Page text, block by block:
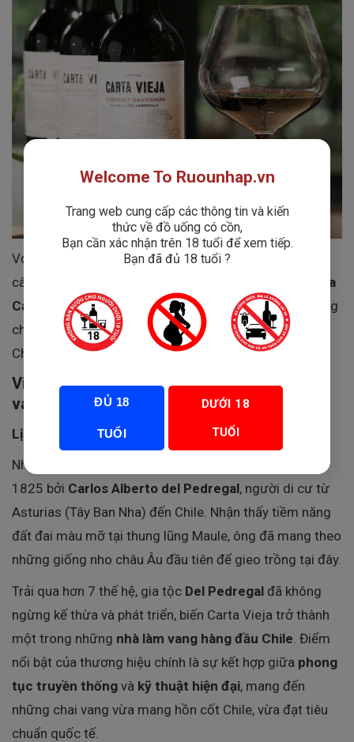
Với màu đỏ ruby quyến rũ, hương thơm tinh tế của trái
cây chín mọng và hậu vị dài lâu, Rượu Vang
Carta Vieja
Cabernet Sauvignon
luôn nằm trong danh sách những
chai vang được yêu thích nhất dành cho tín đồ vang
Chile trên toàn thế giới.
Vina Carta Vieja – Bô lão của ngành rượu
vang Chile
Lịch sử lâu đời
Nhà sản xuất
1825 bởi Carlos Alberto del Pedregal, người di cư từ
Asturias (Tây Ban Nha) đến Chile. Nhận thấy tiềm năng
đất đai màu mỡ tại thung lũng Maule, ông đã mang theo
những giống nho châu Âu đầu tiên để gieo trồng tại đây.
Trải qua hơn 7 thế hệ, gia tộc Del Pedregal đã không
ngừng kế thừa và phát triển, biến Carta Vieja trở thành
một trong những nhà làm vang hàng đầu Chile . Điểm
nổi bật của thương hiệu chính là sự kết hợp giữa phong
tục truyền thống và kỹ thuật hiện đại, mang đến
những chai vang vừa mang hồn cốt Chile, vừa đạt tiêu
chuẩn quốc tế.
Welcome To Ruounhap.vn
Trang web cung cấp các thông tin và kiến
thức về đồ uống có cồn,
Bạn cần xác nhận trên 18 tuổi để xem tiếp.
Bạn đã đủ 18 tuổi ?
ĐỦ 18
TUỔI
DƯỚI 18
TUỔI